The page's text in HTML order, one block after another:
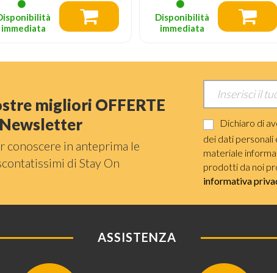
immediata
Disponibilità
immediata
migliori OFFERTE
conoscere in anteprima le
di Stay On
Dichiaro di
dei dati
materiale
prodotti da noi
informativa
ASSISTENZA